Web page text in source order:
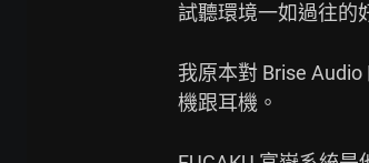
試聽環境一如過往的
我原本對 Brise
機跟耳機。